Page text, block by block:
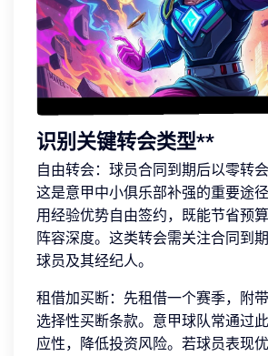
识别关键转会类型**
自由转会：球员合同到期后以零转
这是意甲中小俱乐部补强的重要途
用经验优势自由签约，既能节省预
阵容深度。这类转会需关注合同到
球员及其经纪人。
租借加买断：先租借一个赛季，附
选择性买断条款。意甲球队常通过
应性，降低投资风险。若球员表现